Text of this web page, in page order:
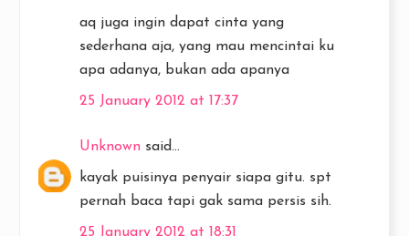
aq juga ingin dapat cinta yang
sederhana aja, yang mau mencintai ku
apa adanya, bukan ada apanya
25 January 2012 at 17:37
Unknown said...
kayak puisinya penyair siapa gitu. spt
pernah baca tapi gak sama persis sih.
25 January 2012 at 18:31